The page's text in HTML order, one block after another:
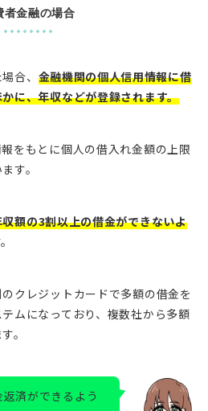
者金融の場合
合、 金融機関の個人信用情報に借
に、年収などが登録されます。
をもとに個人の借入れ金額の上限
す。
収額の3割以上の借金ができないよ
クレジットカードで多額の借金を
ムになっており、複数社から多額
。
済ができるよう